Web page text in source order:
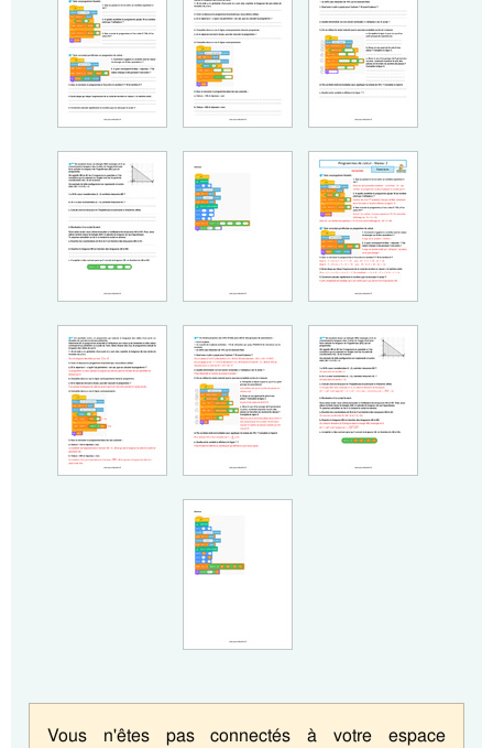
Vous n'êtes pas connectés à votre espace